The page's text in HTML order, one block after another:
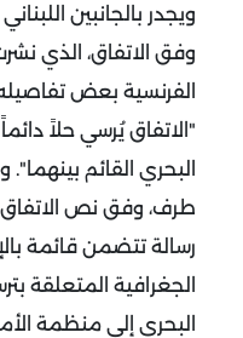
ويجدر بالجانبين
وفق الاتفاق، الذي نشرت
الفرنسية بعض
"الاتفاق يُرسي حلاً
البحري القائم
طرف، وفق نص
رسالة تتضمن قائمة
الجغرافية المتعلقة
البحري إلى منظمة